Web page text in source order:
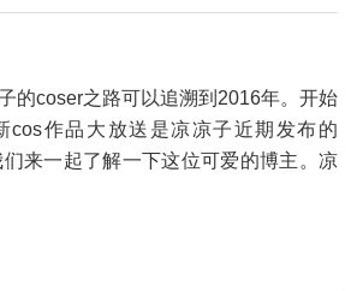
的coser之路可以追溯到2016年。开始
作品大放送是凉凉子近期发布的
来一起了解一下这位可爱的博主。凉